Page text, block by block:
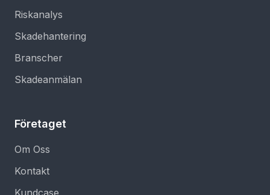
Riskanalys
Skadehantering
Branscher
Skadeanmälan
Företaget
Om Oss
Kontakt
Kundcase